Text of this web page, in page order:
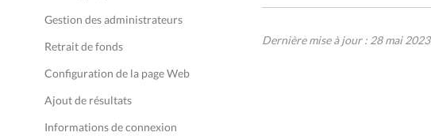
Gestion des administrateurs
Retrait de fonds
Configuration de la page Web
Ajout de résultats
Informations de connexion
Dernière mise à jour : 28 mai 2023